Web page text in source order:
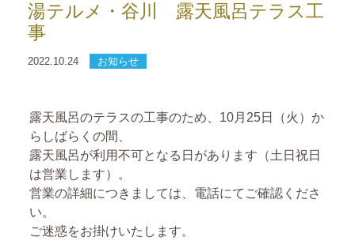
湯テルメ・谷川 露天風呂テラス工
事
2022.10.24 お知らせ
露天風呂のテラスの工事のため、10月25日（火）か
らしばらくの間、
露天風呂が利用不可となる日があります（土日祝日
は営業します）。
営業の詳細につきましては、電話にてご確認くださ
い。
ご迷惑をお掛けいたします。